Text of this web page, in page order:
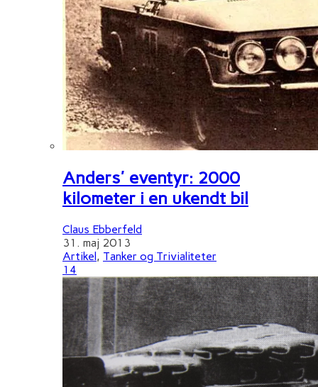
Anders' eventyr: 2000
kilometer i en ukendt bil
Claus Ebberfeld
31. maj 2013
Artikel , Tanker og Trivialiteter
14